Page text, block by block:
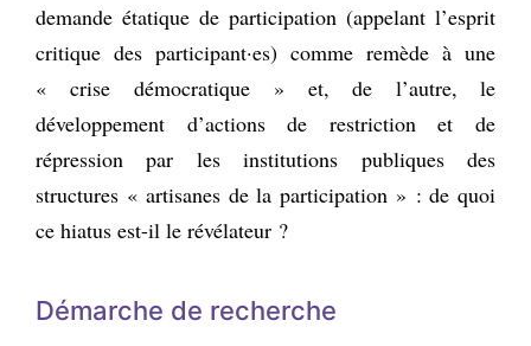
demande étatique de participation (appelant l’esprit
critique des participant·es) comme remède à une
« crise démocratique » et, de l’autre, le
développement d’actions de restriction et de
répression par les institutions publiques des
structures « artisanes de la participation » : de quoi
ce hiatus est-il le révélateur ?
Démarche de recherche